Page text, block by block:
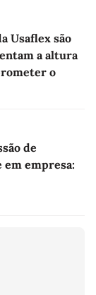
Usaflex são
a altura
o
de
empresa: